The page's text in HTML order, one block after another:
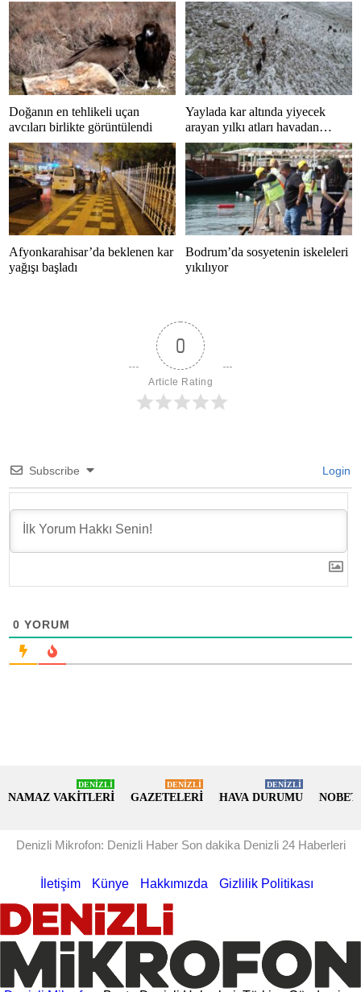
Doğanın en tehlikeli uçan
avcıları birlikte görüntülendi
Yaylada kar altında yiyecek
arayan yılkı atları havadan
görüntülendi
Afyonkarahisar’da beklenen kar
yağışı başladı
Bodrum’da sosyetenin iskeleleri
yıkılıyor
0
Article Rating
Subscribe Login
0 YORUM
NAMAZ VAKİTLERİ
DENİZLİ
GAZETELERİ
DENİZLİ
HAVA DURUMU
DENİZLİ
Denizli Mikrofon: Denizli Haber Son dakika Denizli 24 Haberleri
İletişim Künye Hakkımızda Gizlilik Politikası